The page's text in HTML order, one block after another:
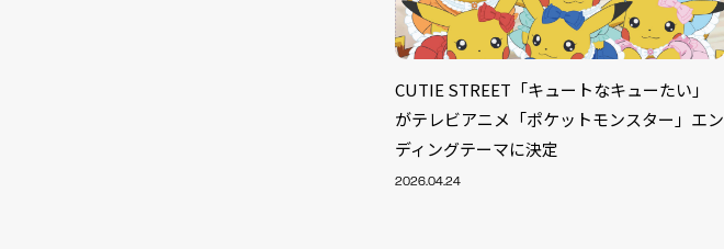
CUTIE STREET「キュートなキューたい」
がテレビアニメ「ポケットモンスター」エン
ディングテーマに決定
2026.04.24